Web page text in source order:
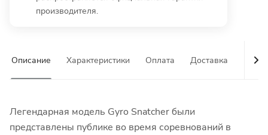
производителя.
Описание Характеристики Оплата Доставка
Легендарная модель Gyro Snatcher были
представлены публике во время соревнований в